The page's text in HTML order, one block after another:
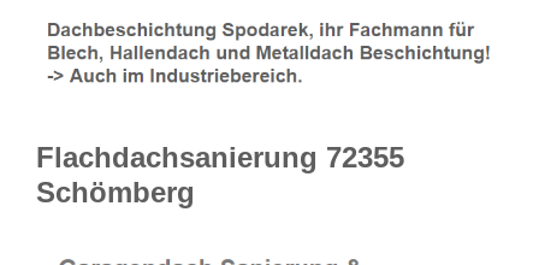
Flachdachsanierung 72355
Schömberg